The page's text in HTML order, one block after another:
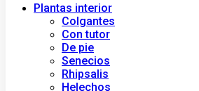
Plantas interior
Colgantes
Con tutor
De pie
Senecios
Rhipsalis
Helechos